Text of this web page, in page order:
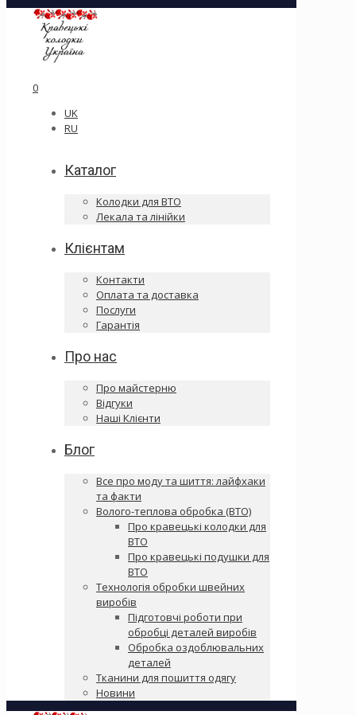
0
UK
RU
Каталог
Колодки для ВТО
Лекала та лінійки
Клієнтам
Контакти
Оплата та доставка
Послуги
Гарантія
Про нас
Про майстерню
Відгуки
Наші Клієнти
Блог
Все про моду та шиття: лайфхаки
та факти
Волого-теплова обробка (ВТО)
Про кравецькі колодки для
ВТО
Про кравецькі подушки для
ВТО
Технологія обробки швейних
виробів
Підготовчі роботи при
обробці деталей виробів
Обробка оздоблювальних
деталей
Тканини для пошиття одягу
Новини